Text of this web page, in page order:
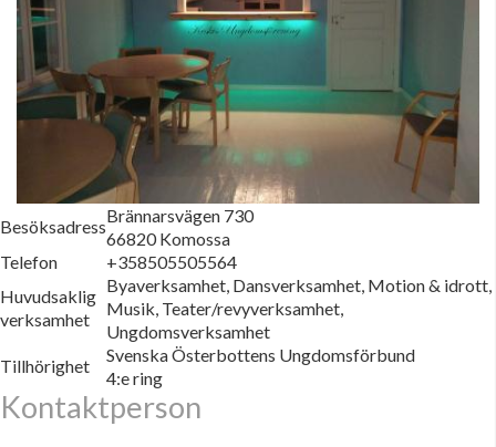
Besöksadress
Brännarsvägen 730
66820 Komossa
Telefon
+358505505564
Huvudsaklig
verksamhet
Byaverksamhet, Dansverksamhet, Motion & idrott,
Musik, Teater/revyverksamhet,
Ungdomsverksamhet
Tillhörighet
Svenska Österbottens Ungdomsförbund
4:e ring
Kontaktperson